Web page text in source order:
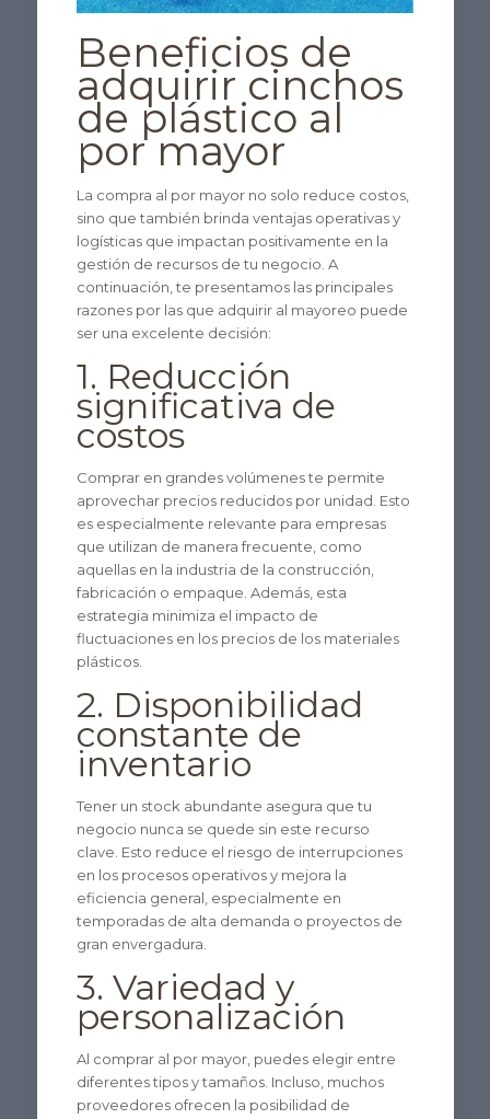
Beneficios de
adquirir cinchos
de plástico al
por mayor
La compra al por mayor no solo reduce costos,
sino que también brinda ventajas operativas y
logísticas que impactan positivamente en la
gestión de recursos de tu negocio. A
continuación, te presentamos las principales
razones por las que adquirir al mayoreo puede
ser una excelente decisión:
1. Reducción
significativa de
costos
Comprar en grandes volúmenes te permite
aprovechar precios reducidos por unidad. Esto
es especialmente relevante para empresas
que utilizan de manera frecuente, como
aquellas en la industria de la construcción,
fabricación o empaque. Además, esta
estrategia minimiza el impacto de
fluctuaciones en los precios de los materiales
plásticos.
2. Disponibilidad
constante de
inventario
Tener un stock abundante asegura que tu
negocio nunca se quede sin este recurso
clave. Esto reduce el riesgo de interrupciones
en los procesos operativos y mejora la
eficiencia general, especialmente en
temporadas de alta demanda o proyectos de
gran envergadura.
3. Variedad y
personalización
Al comprar al por mayor, puedes elegir entre
diferentes tipos y tamaños. Incluso, muchos
proveedores ofrecen la posibilidad de